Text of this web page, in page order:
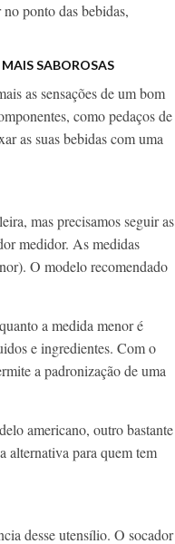
ponto das bebidas,
SABOROSAS
as sensações de um bom
como pedaços de
as suas bebidas com uma
mas precisamos seguir as
medidor. As medidas
O modelo recomendado
a medida menor é
e ingredientes. Com o
a padronização de uma
americano, outro bastante
alternativa para quem tem
desse utensílio. O socador